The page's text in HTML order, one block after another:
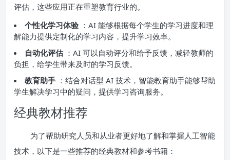
评估，这些应用正在重塑教育行业的。
个性化学习体验 ：AI 能够根据每个学生的学习进度和理
解能力提供定制化的学习内容，提升学习效率。
自动化评估 ：AI 可以自动评分和给予反馈，减轻教师的
负担，给学生带来及时的学习反馈。
教育助手 ：结合对话型 AI 技术，智能教育助手能够帮助
学生解决学习中的疑问，提供学习咨询服务。
经典教材推荐
为了帮助研究人员和从业者更好地了解和掌握人工智能
技术，以下是一些推荐的经典教材和参考书籍：